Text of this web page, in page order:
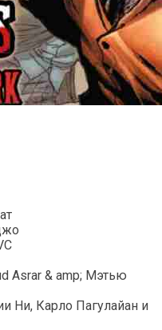
Asrar & amp; Мэтью
Ни, Карло Пагулайан и